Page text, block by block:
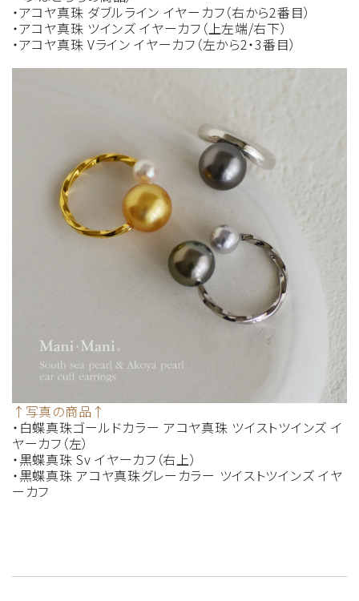
・アコヤ真珠 ダブルライン イヤーカフ（右から2番目）
・アコヤ真珠 ツインズ イヤーカフ（上左端/右下）
・アコヤ真珠 Vライン イヤーカフ（左から2・3番目）
↑写真の商品↑
・白蝶真珠ゴールドカラー アコヤ真珠 ツイストツインズ イ
ヤーカフ（左）
・黒蝶真珠 Sv イヤーカフ（右上）
・黒蝶真珠 アコヤ真珠グレーカラー ツイストツインズ イヤ
ーカフ